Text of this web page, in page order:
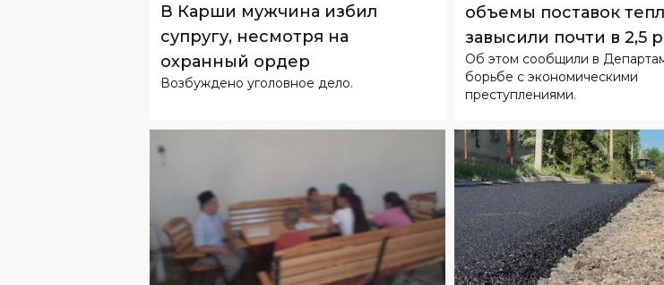
В Карши мужчина избил
супругу, несмотря на
охранный ордер
Возбуждено уголовное дело.
объемы поставок
завысили почти в 2,5
субсидий
Об этом сообщили в
борьбе с экономическими
преступлениями.